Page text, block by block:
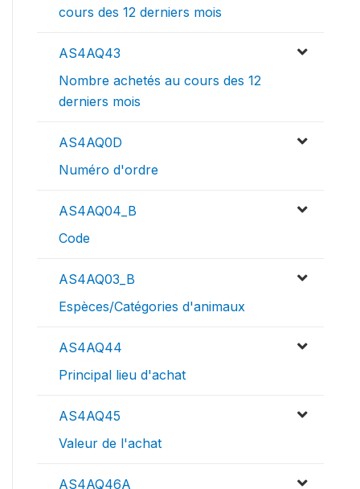
cours des 12 derniers mois
AS4AQ43
Nombre achetés au cours des 12
derniers mois
AS4AQ0D
Numéro d'ordre
AS4AQ04_B
Code
AS4AQ03_B
Espèces/Catégories d'animaux
AS4AQ44
Principal lieu d'achat
AS4AQ45
Valeur de l'achat
AS4AQ46A